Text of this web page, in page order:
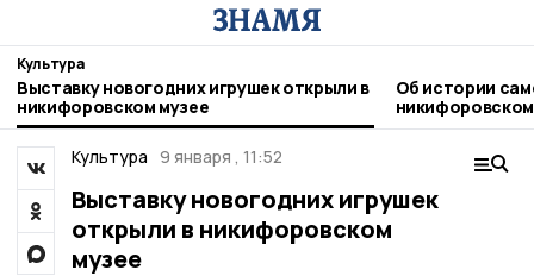
Культура
Выставку новогодних игрушек открыли в
никифоровском музее
Об истории
Культура 9 января , 11:52
Выставку новогодних игрушек
открыли в никифоровском
музее